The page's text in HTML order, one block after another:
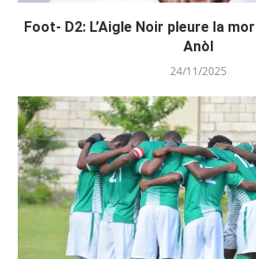
Foot- D2: L’Aigle Noir pleure la
Anòl
24/11/2025